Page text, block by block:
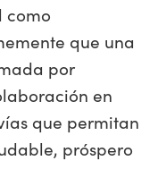
como
que una
por
en
que permitan
próspero